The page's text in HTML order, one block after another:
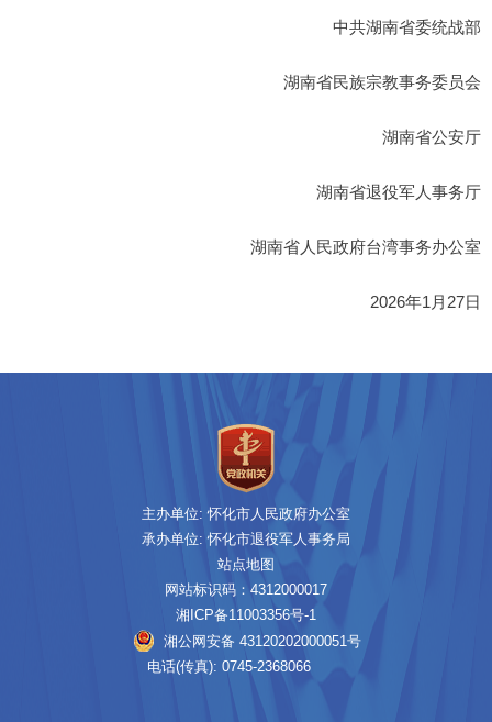
中共湖南省委统战部
湖南省民族宗教事务委员会
湖南省公安厅
湖南省退役军人事务厅
湖南省人民政府台湾事务办公室
2026年1月27日
主办单位: 怀化市人民政府办公室
承办单位: 怀化市退役军人事务局
站点地图
网站标识码：4312000017
湘ICP备11003356号-1
湘公网安备 43120202000051号
电话(传真): 0745-2368066